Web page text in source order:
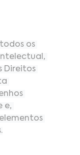
os
Direitos
e,